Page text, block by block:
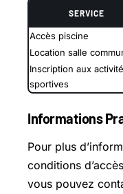
SERVICE
Accès piscine
Location salle
Inscription aux
sportives
Informations
Pour plus
conditions
vous pouvez